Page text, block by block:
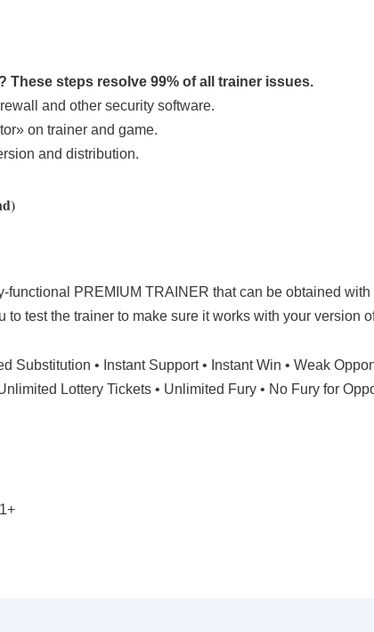
steps resolve 99% of all trainer issues.
and other security software.
on trainer and game.
and distribution.
PREMIUM TRAINER that can be obtained
test the trainer to make sure it works with your version
Substitution • Instant Support • Instant Win • Weak
Lottery Tickets • Unlimited Fury • No Fury for